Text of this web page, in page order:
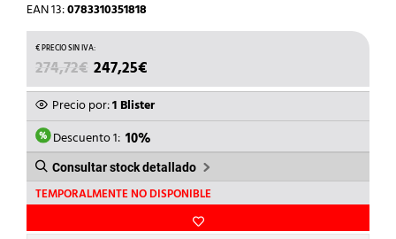
EAN 13:0783310351818
274,72€ EL
PRECIO
ORIGINAL
ERA:
274,72€.
247,25€
PRECIO
ACTUAL
ES:
247,25€.
Precio por:1 Blister
Descuento 1: 10%
Consultar stock detallado
TEMPORALMENTE NO DISPONIBLE